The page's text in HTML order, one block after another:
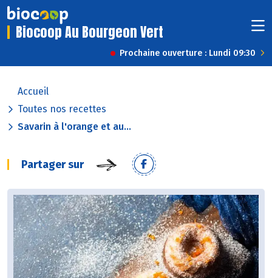
Biocoop Au Bourgeon Vert
Prochaine ouverture : Lundi 09:30
Accueil
Toutes nos recettes
Savarin à l'orange et au...
Partager sur